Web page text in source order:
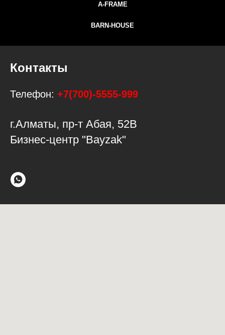
A-FRAME
BARN-HOUSE
Контакты
Телефон: +7(700)-5555-999
г.Алматы, пр-т Абая, 52В
Бизнес-центр "Bayzak"